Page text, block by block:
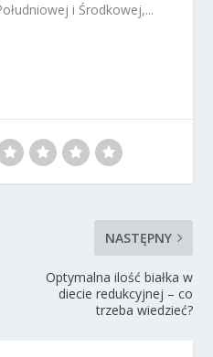
i Środkowej,...
NASTĘPNY
Optymalna ilość białka w
diecie redukcyjnej – co
trzeba wiedzieć?